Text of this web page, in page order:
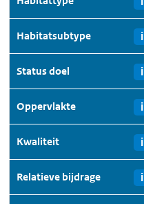
Habitatsubtype i
Status doel i
Oppervlakte i
Kwaliteit i
Relatieve bijdrage i